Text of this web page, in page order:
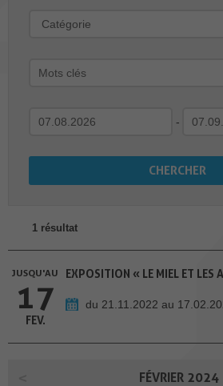
-
1 résultat
JUSQU'AU
17
FEV.
EXPOSITION « LE MIEL ET LES
du 21.11.2022 au
FÉVRIER 2024